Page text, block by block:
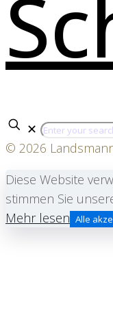
✕
© 2026
Diese Website
stimmen Sie
Mehr lesen Alle